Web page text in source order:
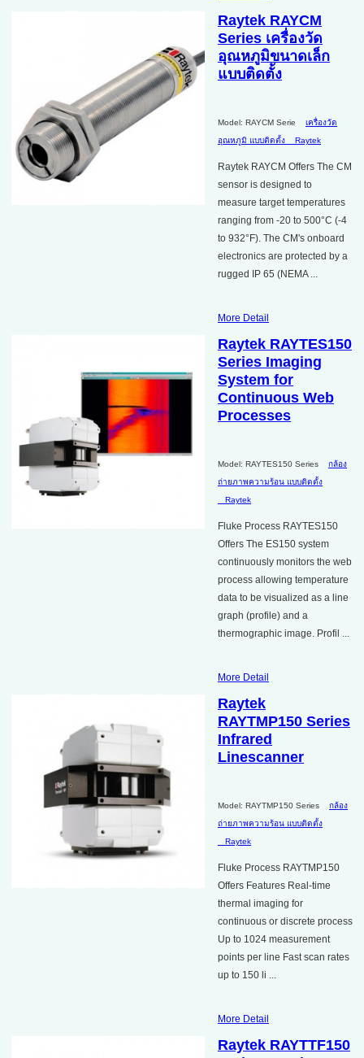
Raytek RAYCM
Series เครื่องวัด
อุณหภูมิขนาดเล็ก
แบบติดตั้ง
Model: RAYCM Serie
เครื่องวัด
อุณหภูมิ แบบติดตั้ง Raytek
Raytek RAYCM Offers The CM
sensor is designed to
measure target temperatures
ranging from -20 to 500°C (-4
to 932°F). The CM's onboard
electronics are protected by a
rugged IP 65 (NEMA ...
More Detail
Raytek RAYTES150
Series Imaging
System for
Continuous Web
Processes
Model: RAYTES150 Series
กล้อง
ถ่ายภาพความร้อน แบบติดตั้ง
Raytek
Fluke Process RAYTES150
Offers The ES150 system
continuously monitors the web
process allowing temperature
data to be visualized as a line
graph (profile) and a
thermographic image. Profil ...
More Detail
Raytek
RAYTMP150 Series
Infrared
Linescanner
Model: RAYTMP150 Series
กล้อง
ถ่ายภาพความร้อน แบบติดตั้ง
Raytek
Fluke Process RAYTMP150
Offers Features Real-time
thermal imaging for
continuous or discrete process
Up to 1024 measurement
points per line Fast scan rates
up to 150 li ...
More Detail
Raytek RAYTTF150